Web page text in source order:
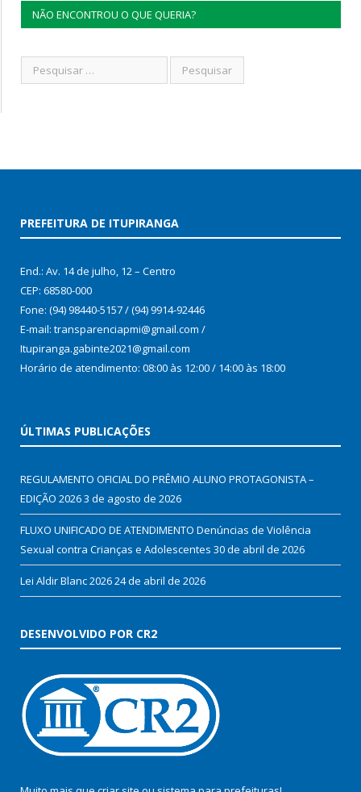
NÃO ENCONTROU O QUE QUERIA?
PREFEITURA DE ITUPIRANGA
End.: Av. 14 de julho, 12 – Centro
CEP: 68580-000
Fone: (94) 98440-5157 / (94) 9914-92446
E-mail: transparenciapmi@gmail.com /
Itupiranga.gabinte2021@gmail.com
Horário de atendimento: 08:00 às 12:00 / 14:00 às 18:00
ÚLTIMAS PUBLICAÇÕES
REGULAMENTO OFICIAL DO PRÊMIO ALUNO PROTAGONISTA –
EDIÇÃO 20263 de agosto de 2026
FLUXO UNIFICADO DE ATENDIMENTO Denúncias de Violência
Sexual contra Crianças e Adolescentes 30 de abril de 2026
Lei Aldir Blanc 202624 de abril de 2026
DESENVOLVIDO POR CR2